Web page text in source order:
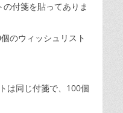
付箋を貼ってありま
のウィッシュリスト
は同じ付箋で、100個